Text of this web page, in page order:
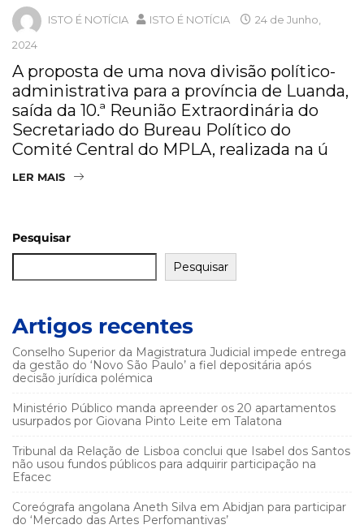
ISTO É NOTÍCIA ISTO É NOTÍCIA
24 de Junho,
2024
A proposta de uma nova divisão político-
administrativa para a província de Luanda,
saída da 10.ª Reunião Extraordinária do
Secretariado do Bureau Político do
Comité Central do MPLA, realizada na ú
LER MAIS
Pesquisar
Pesquisar
Artigos recentes
Conselho Superior da Magistratura Judicial impede entrega
da gestão do ‘Novo São Paulo’ a fiel depositária após
decisão jurídica polémica
Ministério Público manda apreender os 20 apartamentos
usurpados por Giovana Pinto Leite em Talatona
Tribunal da Relação de Lisboa conclui que Isabel dos Santos
não usou fundos públicos para adquirir participação na
Efacec
Coreógrafa angolana Aneth Silva em Abidjan para participar
do ‘Mercado das Artes Perfomantivas’